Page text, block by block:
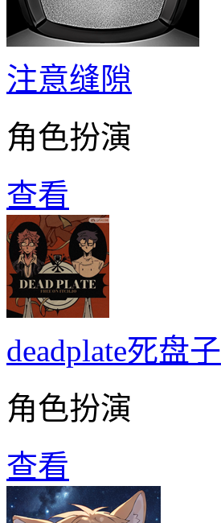
注意缝隙
角色扮演
查看
deadplate死盘子
角色扮演
查看